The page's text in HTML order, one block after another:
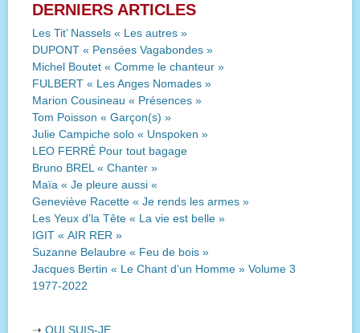
DERNIERS ARTICLES
Les Tit’ Nassels « Les autres »
DUPONT « Pensées Vagabondes »
Michel Boutet « Comme le chanteur »
FULBERT « Les Anges Nomades »
Marion Cousineau « Présences »
Tom Poisson « Garçon(s) »
Julie Campiche solo « Unspoken »
LEO FERRÉ Pour tout bagage
Bruno BREL « Chanter »
Maïa « Je pleure aussi «
Geneviève Racette « Je rends les armes »
Les Yeux d’la Tête « La vie est belle »
IGIT « AIR RER »
Suzanne Belaubre « Feu de bois »
Jacques Bertin « Le Chant d’un Homme » Volume 3
1977-2022
➝ QUI SUIS-JE